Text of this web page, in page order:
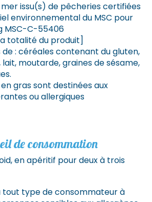
issu(s) de pêcheries certifiées
environnemental du MSC pour
MSC-C-55406
totalité du produit]
de : céréales contenant du gluten,
moutarde, graines de sésame,
gras sont destinées aux
ou allergiques
de consommation
en apéritif pour deux à trois
tout type de consommateur à